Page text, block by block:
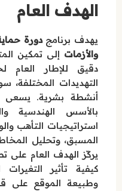
الهدف العام
يهدف برنامجدورة
والأزمات إلى تمكين
دقيق للإطار العام
التهديدات المختلفة،
أنشطة بشرية. يسعى
بالأسس الهندسية
استراتيجيات التأهب
المسبق، وتحليل
يركّز الهدف العام على
كيفية تأثير التغيرات
وطبيعة الموقع على